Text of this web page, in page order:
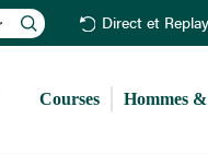
Direct et
Courses Hommes